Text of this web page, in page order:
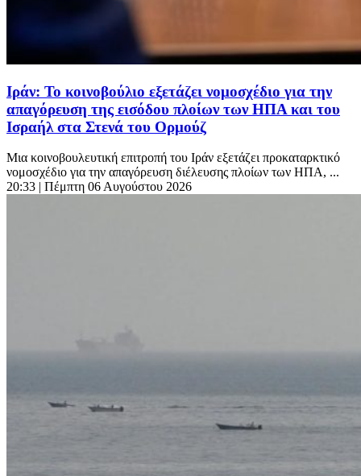
Ιράν: To κοινοβούλιο εξετάζει νομοσχέδιο για την
απαγόρευση της εισόδου πλοίων των ΗΠΑ και του
Ισραήλ στα Στενά του Ορμούζ
Μια κοινοβουλευτική επιτροπή του Ιράν εξετάζει προκαταρκτικό
νομοσχέδιο για την απαγόρευση διέλευσης πλοίων των ΗΠΑ, ...
20:33 | Πέμπτη 06 Αυγούστου 2026